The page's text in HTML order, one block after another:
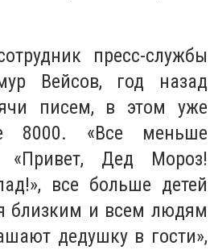
пресс-службы
Вейсов, год назад
писем, в этом уже
8000. «Все меньше
«Привет, Дед Мороз!
все больше детей
близким и всем людям
дедушку в гости»,